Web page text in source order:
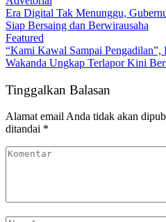
Era Digital Tak Menunggu,
Siap Bersaing dan Berwirausaha
Featured
“Kami Kawal Sampai
Wakanda Ungkap Terlapor Kini
Tinggalkan Balasan
Alamat email Anda tidak akan
ditandai *